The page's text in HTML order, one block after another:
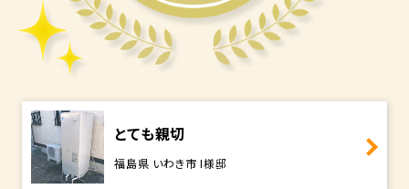
とても親切
福島県 いわき市 I様邸